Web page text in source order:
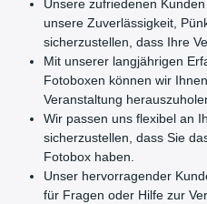
Unsere zufriedenen
unsere Zuverlässigkeit,
sicherzustellen, dass Ihre
Mit unserer langjährigen
Fotoboxen können wir
Veranstaltung
Wir passen uns flexibel an
sicherzustellen, dass Sie
Fotobox haben.
Unser hervorragender
für Fragen oder Hilfe zur